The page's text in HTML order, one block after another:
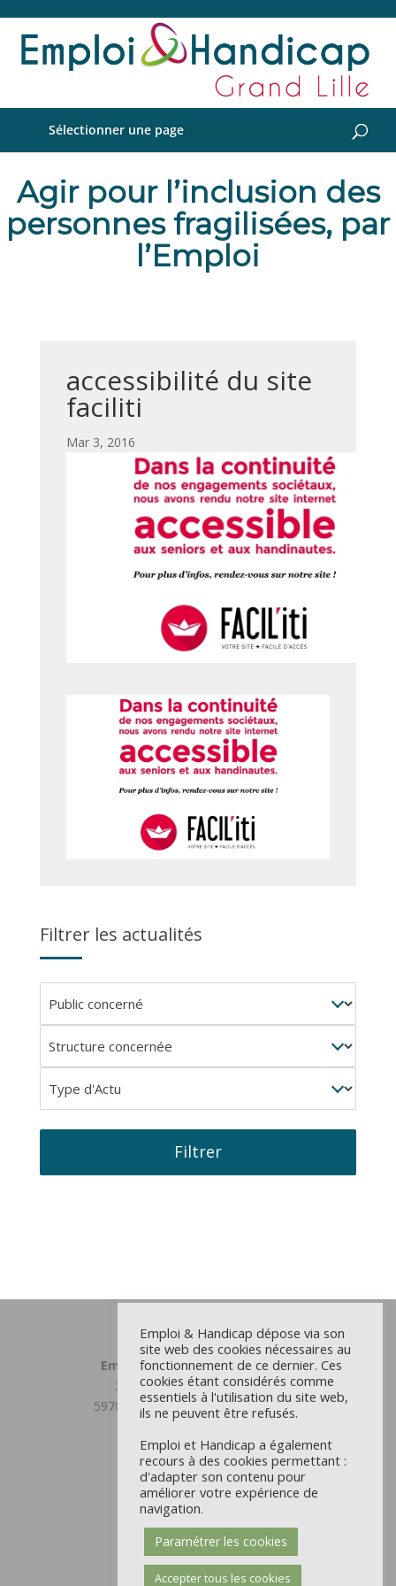
Sélectionner une page
Agir pour l’inclusion des
personnes fragilisées, par
l’Emploi
accessibilité du site
faciliti
par|
Mar 3, 2016
Filtrer les actualités
concerné
concernée
d'Actu
Filtrer
Emploi et Handicap Grand Lille
23 chemin du Moulin Delmar
59708 MARCQ EN BAROEUL CEDEX
03 59 31 81 00
Antenne Douaisis
22 rue d’Orchies - CS 9711
59504 DOUAI CEDEX
03 59 31 81 00
Mentions Légales et CGU
Politique des cookies
Emploi & Handicap dépose via son
site web des cookies nécessaires au
fonctionnement de ce dernier. Ces
cookies étant considérés comme
essentiels à l'utilisation du site web,
ils ne peuvent être refusés.
Emploi et Handicap a également
recours à des cookies permettant :
d'adapter son contenu pour
améliorer votre expérience de
navigation.
Paramétrer les cookies
Accepter tous les cookies